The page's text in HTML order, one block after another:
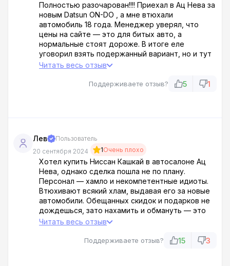
Полностью разочарован!!!! Приехал в Ац Нева за
новым Datsun ON-DO , а мне втюхали
автомобиль 18 года. Менеджер уверял, что
цены на сайте — это для битых авто, а
нормальные стоят дороже. В итоге еле
уговорил взять подержанный вариант, но и тут
не обошлось без сюрпризов. Мало того что
оформление пришлось заплатить 15 000. Вот
Читать весь отзыв
Поддерживаете отзыв? 5 1
Лев
Пользователь
20 сентября 2024
1Очень плохо
Хотел купить Ниссан Кашкай в автосалоне Ац
Нева, однако сделка пошла не по плану.
Персонал — хамло и некомпетентные идиоты.
Втюхивают всякий хлам, выдавая его за новые
автомобили. Обещанных скидок и подарков не
дождешься, зато нахамить и обмануть — это
запросто!!! Оформление документов затягивают
ненужные допы. Бегите подальше от этих х****
Читать весь отзыв
Поддерживаете отзыв? 15 3